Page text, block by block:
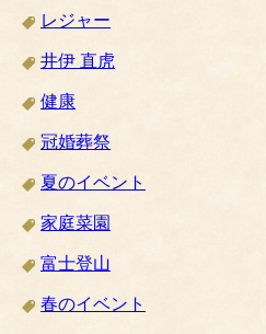
レジャー
井伊 直虎
健康
冠婚葬祭
夏のイベント
家庭菜園
富士登山
春のイベント